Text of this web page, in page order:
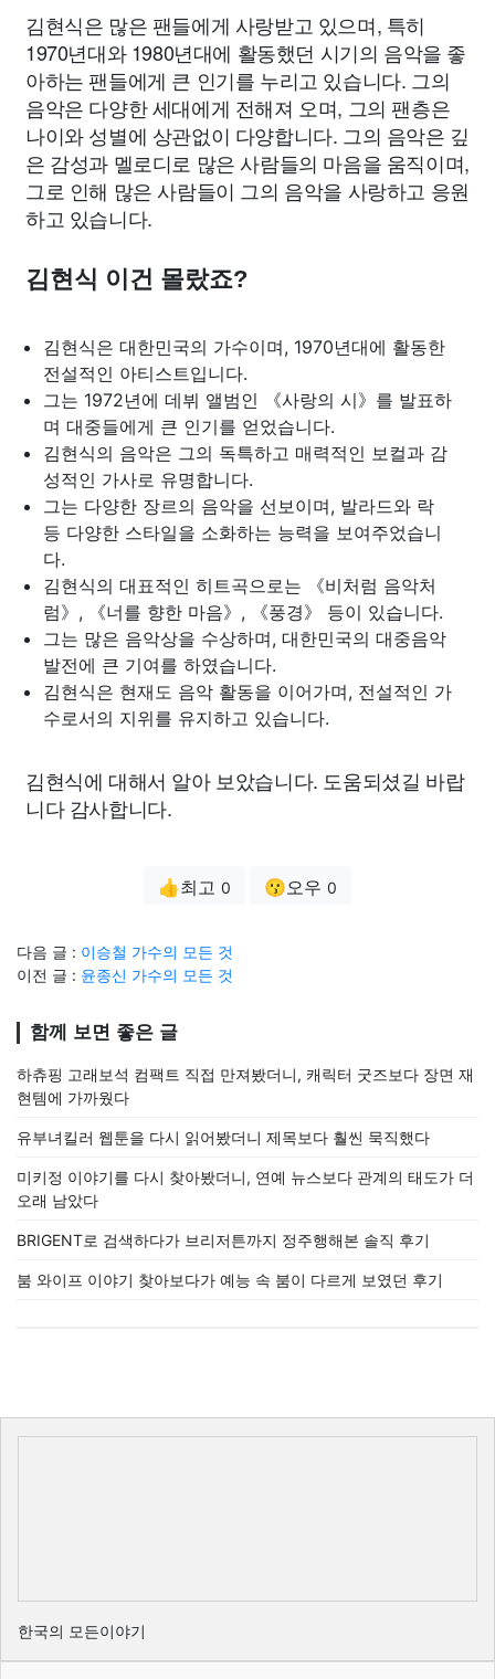
김현식은 많은 팬들에게 사랑받고 있으며, 특히
1970년대와 1980년대에 활동했던 시기의 음악을 좋
아하는 팬들에게 큰 인기를 누리고 있습니다. 그의
음악은 다양한 세대에게 전해져 오며, 그의 팬층은
나이와 성별에 상관없이 다양합니다. 그의 음악은 깊
은 감성과 멜로디로 많은 사람들의 마음을 움직이며,
그로 인해 많은 사람들이 그의 음악을 사랑하고 응원
하고 있습니다.
김현식 이건 몰랐죠?
김현식은 대한민국의 가수이며, 1970년대에 활동한
전설적인 아티스트입니다.
그는 1972년에 데뷔 앨범인 《사랑의 시》를 발표하
며 대중들에게 큰 인기를 얻었습니다.
김현식의 음악은 그의 독특하고 매력적인 보컬과 감
성적인 가사로 유명합니다.
그는 다양한 장르의 음악을 선보이며, 발라드와 락
등 다양한 스타일을 소화하는 능력을 보여주었습니
다.
김현식의 대표적인 히트곡으로는 《비처럼 음악처
럼》, 《너를 향한 마음》, 《풍경》 등이 있습니다.
그는 많은 음악상을 수상하며, 대한민국의 대중음악
발전에 큰 기여를 하였습니다.
김현식은 현재도 음악 활동을 이어가며, 전설적인 가
수로서의 지위를 유지하고 있습니다.
김현식에 대해서 알아 보았습니다. 도움되셨길 바랍
니다 감사합니다.
👍최고 0 😗오우 0
다음 글 : 이승철 가수의 모든 것
이전 글 : 윤종신 가수의 모든 것
함께 보면 좋은 글
하츄핑 고래보석 컴팩트 직접 만져봤더니, 캐릭터 굿즈보다 장면 재
현템에 가까웠다
유부녀킬러 웹툰을 다시 읽어봤더니 제목보다 훨씬 묵직했다
미키정 이야기를 다시 찾아봤더니, 연예 뉴스보다 관계의 태도가 더
오래 남았다
BRIGENT로 검색하다가 브리저튼까지 정주행해본 솔직 후기
붐 와이프 이야기 찾아보다가 예능 속 붐이 다르게 보였던 후기
한국의 모든이야기